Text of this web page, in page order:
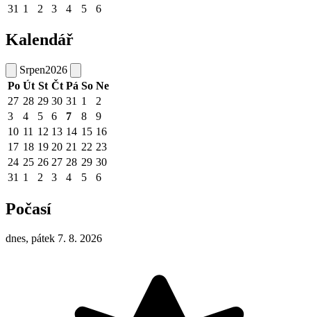
31 1 2 3 4 5 6
Kalendář
Srpen2026
Po Út St Čt Pá So Ne
27 28 29 30 31 1
2
3
4 5 6 7 8
9
10 11 12 13 14 15 16
17 18 19 20 21 22 23
24 25 26 27 28 29 30
31 1 2 3 4 5 6
Počasí
dnes, pátek 7. 8. 2026